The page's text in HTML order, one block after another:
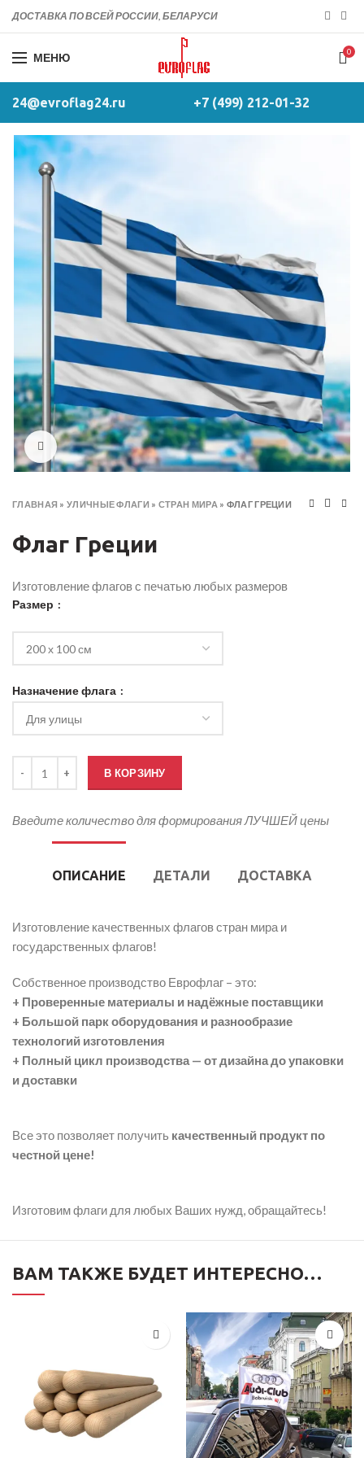
ДОСТАВКА ПО ВСЕЙ РОССИИ, БЕЛАРУСИ
МЕНЮ 0
24@evroflag24.ru +7 (499) 212-01-32
Click to enlarge
ГЛАВНАЯ »УЛИЧНЫЕ ФЛАГИ » СТРАН МИРА » ФЛАГ ГРЕЦИИ
Флаг Греции
Изготовление флагов с печатью любых размеров
Размер
Назначение флага
В КОРЗИНУ
Введите количество для формирования ЛУЧШЕЙ цены
ОПИСАНИЕ ДЕТАЛИ ДОСТАВКА
Изготовление качественных флагов стран мира и
государственных флагов!
Собственное производство Еврофлаг – это:
+ Проверенные материалы и надёжные поставщики
+ Большой парк оборудования и разнообразие
технологий изготовления
+ Полный цикл производства — от дизайна до упаковки
и доставки
Все это позволяет получить качественный продукт по
честной цене!
Изготовим флаги для любых Ваших нужд, обращайтесь!
ВАМ ТАКЖЕ БУДЕТ ИНТЕРЕСНО…